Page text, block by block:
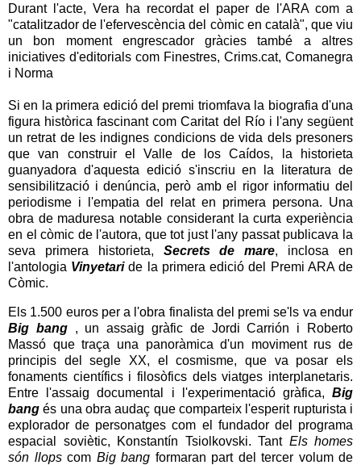
Durant l'acte, Vera ha recordat el paper de l'ARA com a
"catalitzador de l'efervescència del còmic en català", que viu
un bon moment engrescador gràcies també a altres
iniciatives d'editorials com Finestres, Crims.cat, Comanegra
i Norma
Si en la primera edició del premi triomfava la biografia d'una
figura històrica fascinant com Caritat del Río i l'any següent
un retrat de les indignes condicions de vida dels presoners
que van construir el Valle de los Caídos, la historieta
guanyadora d'aquesta edició s'inscriu en la literatura de
sensibilització i denúncia, però amb el rigor informatiu del
periodisme i l'empatia del relat en primera persona. Una
obra de maduresa notable considerant la curta experiència
en el còmic de l'autora, que tot just l'any passat publicava la
seva primera historieta, Secrets de mare, inclosa en
l'antologia Vinyetaride la primera edició del Premi ARA de
Còmic.
Els 1.500 euros per a l'obra finalista del premi se'ls va endur
Big bang, un assaig gràfic de Jordi Carrión i Roberto
Massó que traça una panoràmica d'un moviment rus de
principis del segle XX, el cosmisme, que va posar els
fonaments científics i filosòfics dels viatges interplanetaris.
Entre l'assaig documental i l'experimentació gràfica, Big
bang és una obra audaç que comparteix l'esperit rupturista i
explorador de personatges com el fundador del programa
espacial soviètic, Konstantín Tsiolkovski. Tant Els homes
són llopscom Big bang formaran part del tercer volum de